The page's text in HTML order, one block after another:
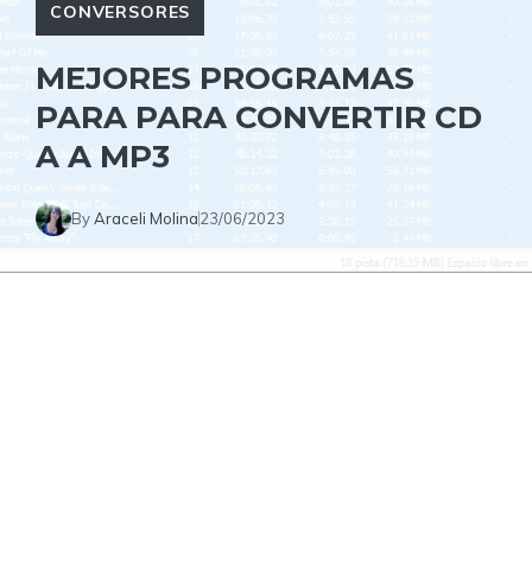
CONVERSORES
MEJORES PROGRAMAS
PARA PARA CONVERTIR CD
A A MP3
ByAraceli Molina23/06/2023